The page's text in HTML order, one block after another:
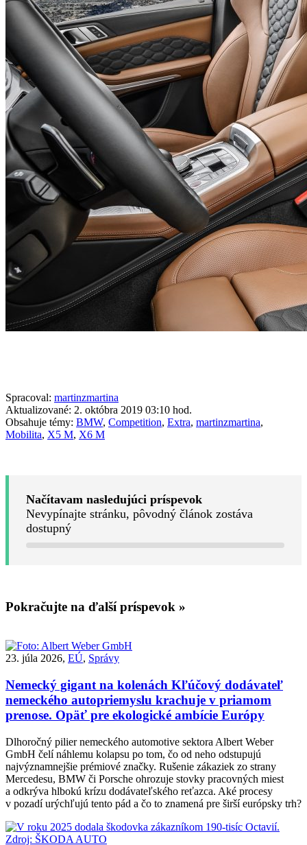
Spracoval: martinzmartina
Aktualizované: 2. októbra 2019 03:10 hod.
Obsahuje témy: BMW, Competition, Extra, martinzmartina,
Mobilita, X5 M, X6 M
Načítavam nasledujúci príspevok
Nevypínajte stránku, pôvodný článok zostáva
dostupný
Pokračujte na ďalší príspevok »
23. júla 2026, EÚ, Správy
Nemecký gigant na kolenách Kľúčový dodávateľ
nemeckého autopriemyslu krachuje v priamom
prenose. Opäť pre ekologické ambície Európy
Dlhoročný pilier nemeckého automotive sektora Albert Weber
GmbH čelí náhlemu kolapsu po tom, čo od neho odstupujú
najvýznamnejšie prémiové značky. Rušenie zákaziek zo strany
Mercedesu, BMW či Porsche ohrozuje stovky pracovných miest
a odkrýva hlbokú krízu dodávateľského reťazca. Aké procesy
v pozadí urýchľujú tento pád a čo to znamená pre širší európsky trh?